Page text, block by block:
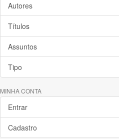
Autores
Títulos
Assuntos
Tipo
MINHA CONTA
Entrar
Cadastro